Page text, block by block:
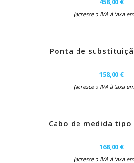
458,00 €
(acresce o IVA à taxa
Ponta de
158,00 €
(acresce o IVA à taxa
Cabo de medida tipo
168,00 €
(acresce o IVA à taxa